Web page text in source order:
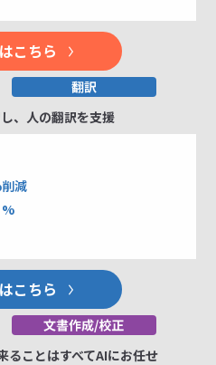
こちら
、人の翻訳を支援
減
%
こちら
ることはすべてAIにお任せ